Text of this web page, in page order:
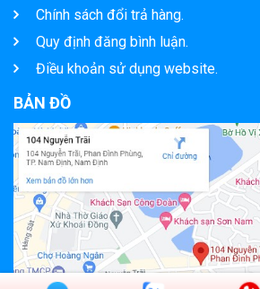
Chính sách đổi trả hàng.
Quy định đăng bình luận.
Điều khoản sử dụng website.
BẢN ĐỒ